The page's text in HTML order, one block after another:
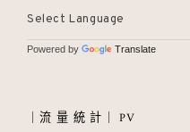
Powered by Translate
｜流 量 統 計｜ PV